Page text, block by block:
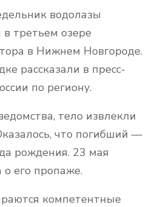
водолазы
третьем озере
в Нижнем Новгороде.
рассказали в пресс-
по региону.
тело извлекли
что погибший —
рождения. 23 мая
о его пропаже.
компетентные